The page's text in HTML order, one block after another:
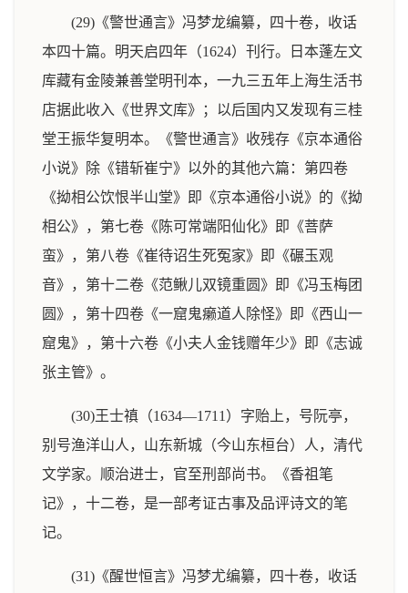
(29)《警世通言》冯梦龙编纂，四十卷，收话
本四十篇。明天启四年（1624）刊行。日本蓬左文
库藏有金陵兼善堂明刊本，一九三五年上海生活书
店据此收入《世界文库》；以后国内又发现有三桂
堂王振华复明本。《警世通言》收残存《京本通俗
小说》除《错斩崔宁》以外的其他六篇：第四卷
《拗相公饮恨半山堂》即《京本通俗小说》的《拗
相公》，第七卷《陈可常端阳仙化》即《菩萨
蛮》，第八卷《崔待诏生死冤家》即《碾玉观
音》，第十二卷《范鳅儿双镜重圆》即《冯玉梅团
圆》，第十四卷《一窟鬼癞道人除怪》即《西山一
窟鬼》，第十六卷《小夫人金钱赠年少》即《志诚
张主管》。
(30)王士禛（1634—1711）字贻上，号阮亭，
别号渔洋山人，山东新城（今山东桓台）人，清代
文学家。顺治进士，官至刑部尚书。《香祖笔
记》，十二卷，是一部考证古事及品评诗文的笔
记。
(31)《醒世恒言》冯梦尤编纂，四十卷，收话